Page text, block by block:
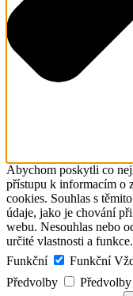
Abychom poskytli co
přístupu k informacím o
cookies. Souhlas s
údaje, jako je chování
webu. Nesouhlas nebo
určité vlastnosti a funkce.
Funkční
Funkční
Předvolby
Předvolby